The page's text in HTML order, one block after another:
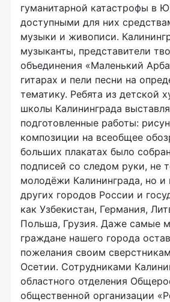
гуманитарной катастрофы в
доступными для них
музыки и живописи.
музыканты, представители
объединения «Маленький
гитарах и пели песни на
тематику. Ребята из детской
школы Калининграда
подготовленные работы:
композиции на всеобщее
больших плакатах было
подписей со следом руки, не
молодёжи Калининграда, но и
других городов России и
как Узбекистан, Германия,
Польша, Грузия. Даже самые
граждане нашего города
пожелания своим
Осетии. Сотрудниками
областного отделения
общественной организации